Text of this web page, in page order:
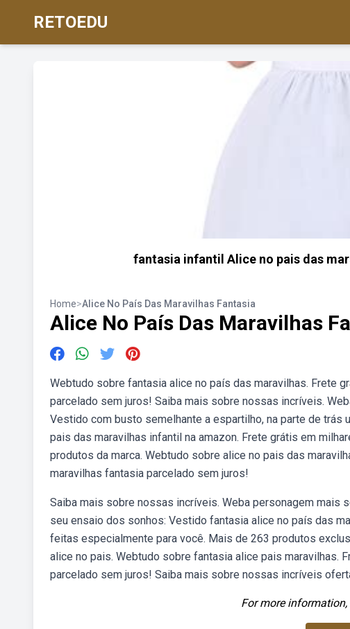
RETOEDU
fantasia infantil Alice no pais das
Home>Alice No País Das Maravilhas Fantasia
Alice No País Das Maravilhas
Webtudo sobre fantasia alice no país das maravilhas. Frete
parcelado sem juros! Saiba mais sobre nossas incríveis.
Vestido com busto semelhante a espartilho, na parte de trás
pais das maravilhas infantil na amazon. Frete grátis em
produtos da marca. Webtudo sobre alice no pais das
maravilhas fantasia parcelado sem juros!
Saiba mais sobre nossas incríveis. Weba personagem
seu ensaio dos sonhos: Vestido fantasia alice no país das
feitas especialmente para você. Mais de 263 produtos
alice no pais. Webtudo sobre fantasia alice pais maravilhas.
parcelado sem juros! Saiba mais sobre nossas incríveis
For more